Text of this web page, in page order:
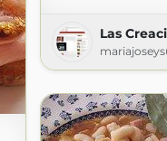
Las